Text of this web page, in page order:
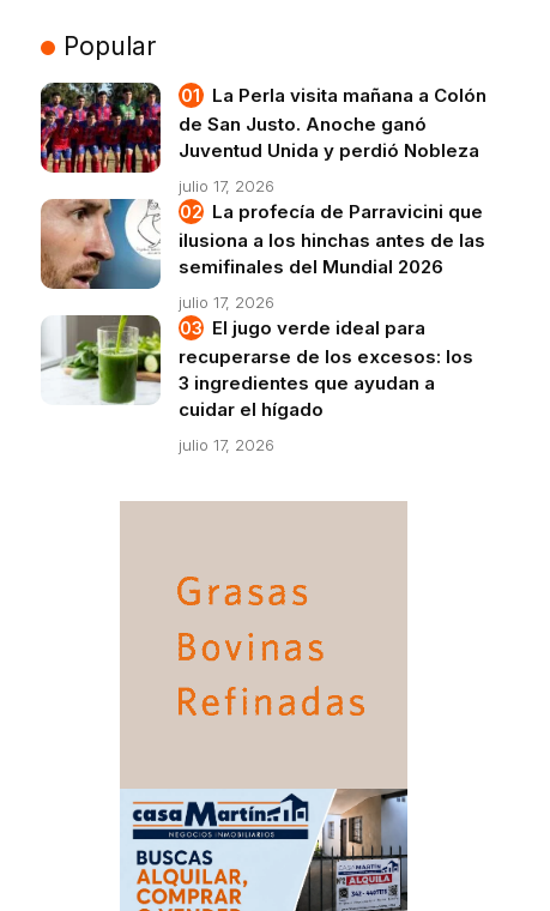
Popular
La Perla visita mañana a Colón
de San Justo. Anoche ganó
Juventud Unida y perdió Nobleza
julio 17, 2026
La profecía de Parravicini que
ilusiona a los hinchas antes de las
semifinales del Mundial 2026
julio 17, 2026
El jugo verde ideal para
recuperarse de los excesos: los
3 ingredientes que ayudan a
cuidar el hígado
julio 17, 2026